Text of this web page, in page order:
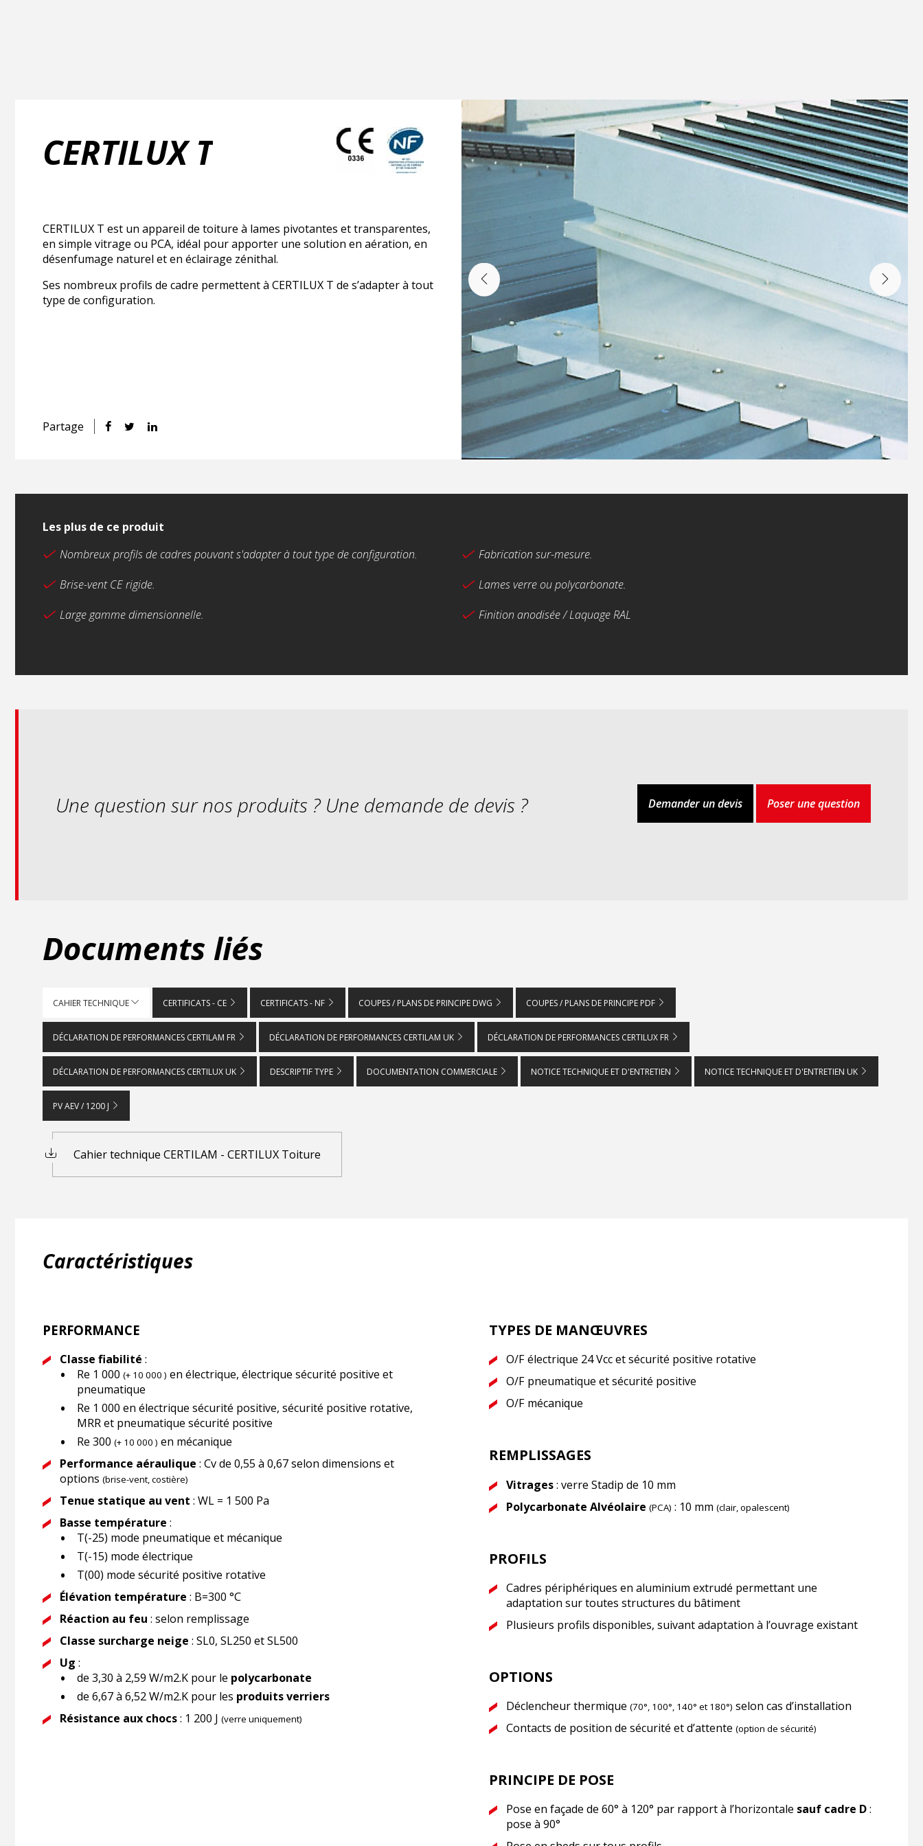
CERTILUX T
CERTILUX T est un appareil de toiture à lames pivotantes et transparentes,
en simple vitrage ou PCA, idéal pour apporter une solution en aération, en
désenfumage naturel et en éclairage zénithal.
Ses nombreux profils de cadre permettent à CERTILUX T de s’adapter à tout
type de configuration.
Partage
Les plus de ce produit
Nombreux profils de cadres pouvant s'adapter à tout type de configuration.
Fabrication sur-mesure.
Brise-vent CE rigide.
Lames verre ou polycarbonate.
Large gamme dimensionnelle.
Finition anodisée / Laquage RAL
Une question sur nos produits ? Une demande de devis ? Demander un devis Poser une question
Documents liés
CAHIER TECHNIQUE CERTIFICATS - CE CERTIFICATS - NF COUPES / PLANS DE PRINCIPE DWG COUPES / PLANS DE PRINCIPE PDF
DÉCLARATION DE PERFORMANCES CERTILAM FR DÉCLARATION DE PERFORMANCES CERTILAM UK DÉCLARATION DE PERFORMANCES CERTILUX FR
DÉCLARATION DE PERFORMANCES CERTILUX UK DESCRIPTIF TYPE DOCUMENTATION COMMERCIALE NOTICE TECHNIQUE ET D'ENTRETIEN NOTICE TECHNIQUE ET D'ENTRETIEN UK
PV AEV / 1200 J
Cahier technique CERTILAM - CERTILUX Toiture
Caractéristiques
PERFORMANCE
Classe fiabilité :
Re 1 000(+ 10 000 ) en électrique, électrique sécurité positive et
pneumatique
Re 1 000 en électrique sécurité positive, sécurité positive rotative,
MRR et pneumatique sécurité positive
Re 300(+ 10 000 ) en mécanique
Performance aéraulique : Cv de 0,55 à 0,67 selon dimensions et
options(brise-vent, costière)
Tenue statique au vent : WL = 1 500 Pa
Basse température :
T(-25) mode pneumatique et mécanique
T(-15) mode électrique
T(00) mode sécurité positive rotative
Élévation température : B=300 °C
Réaction au feu : selon remplissage
Classe surcharge neige : SL0, SL250 et SL500
Ug :
de 3,30 à 2,59 W/m2.K pour le polycarbonate
de 6,67 à 6,52 W/m2.K pour les produits verriers
Résistance aux chocs: 1 200 J(verre uniquement)
TYPES DE MANŒUVRES
O/F électrique 24 Vcc et sécurité positive rotative
O/F pneumatique et sécurité positive
O/F mécanique
REMPLISSAGES
Vitrages: verre Stadip de 10 mm
Polycarbonate Alvéolaire (PCA) : 10 mm(clair, opalescent)
PROFILS
Cadres périphériques en aluminium extrudé permettant une
adaptation sur toutes structures du bâtiment
Plusieurs profils disponibles, suivant adaptation à l’ouvrage existant
OPTIONS
Déclencheur thermique(70°, 100°, 140° et 180°) selon cas d’installation
Contacts de position de sécurité et d’attente(option de sécurité)
PRINCIPE DE POSE
Pose en façade de 60° à 120° par rapport à l’horizontale sauf cadre D:
pose à 90°